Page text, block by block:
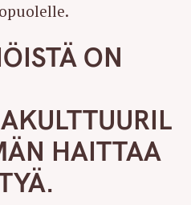
ON
HAITTAA